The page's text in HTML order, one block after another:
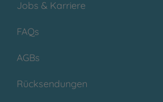
Jobs & Karriere
FAQs
AGBs
Rücksendungen